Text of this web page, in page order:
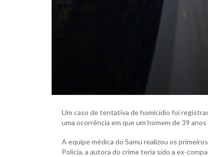
Um caso de tentativa de homicídio foi
uma ocorrência em que um homem de 39
A equipe médica do Samu realizou os
Polícia, a autora do crime teria sido a ex-